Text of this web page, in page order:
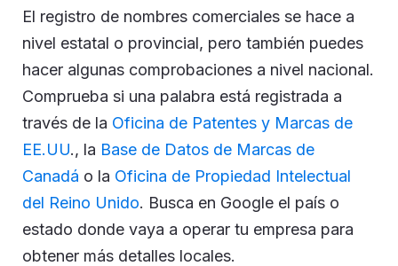
El registro de nombres comerciales se hace a
nivel estatal o provincial, pero también puedes
hacer algunas comprobaciones a nivel nacional.
Comprueba si una palabra está registrada a
través de la Oficina de Patentes y Marcas de
EE.UU., la Base de Datos de Marcas de
Canadá o la Oficina de Propiedad Intelectual
del Reino Unido. Busca en Google el país o
estado donde vaya a operar tu empresa para
obtener más detalles locales.